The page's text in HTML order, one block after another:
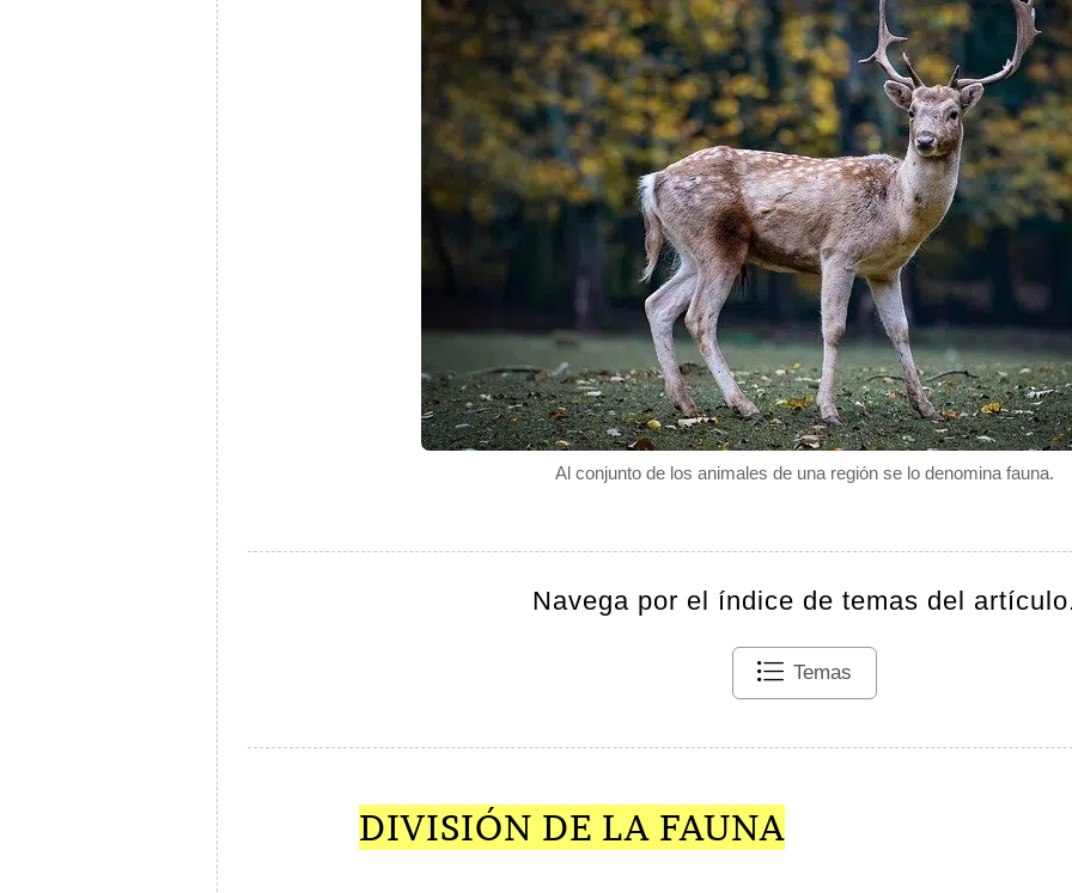
Al conjunto de los animales de una región se lo denomina fauna.
Navega por el índice de temas del
Temas
DIVISIÓN DE LA FAUNA